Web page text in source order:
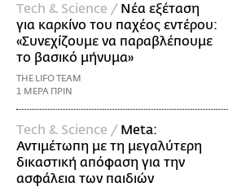
Τech & Science / Νέα εξέταση
για καρκίνο του παχέος εντέρου:
«Συνεχίζουμε να παραβλέπουμε
το βασικό μήνυμα»
THE LIFO TEAM
1 ΜΕΡΑ ΠΡΙΝ
Τech & Science / Meta:
Αντιμέτωπη με τη μεγαλύτερη
δικαστική απόφαση για την
ασφάλεια των παιδιών